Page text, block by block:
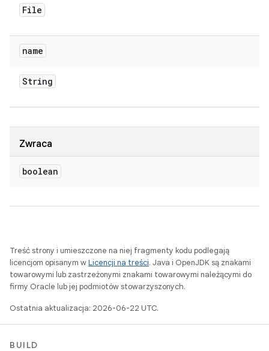
File
name
String
Zwraca
boolean
Treść strony i umieszczone na niej fragmenty kodu podlegają
licencjom opisanym wLicencji na treści. Java i OpenJDK są znakami
towarowymi lub zastrzeżonymi znakami towarowymi należącymi do
firmy Oracle lub jej podmiotów stowarzyszonych.
Ostatnia aktualizacja: 2026-06-22 UTC.
BUILD